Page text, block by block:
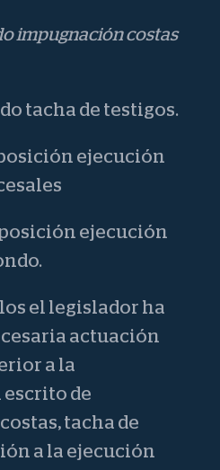
impugnación costas
tacha de testigos.
ejecución
ejecución
el legislador ha
actuación
a la
de
tacha de
a la ejecución